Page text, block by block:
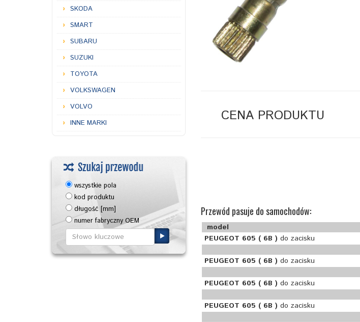
SKODA
SMART
SUBARU
SUZUKI
TOYOTA
VOLKSWAGEN
VOLVO
INNE MARKI
wszystkie pola
kod produktu
długość [mm]
numer fabryczny OEM
CENA PRODUKTU
Przewód pasuje do samochodów:
model
PEUGEOT 605 ( 6B ) do zacisku
PEUGEOT 605 ( 6B ) do zacisku
PEUGEOT 605 ( 6B ) do zacisku
PEUGEOT 605 ( 6B ) do zacisku